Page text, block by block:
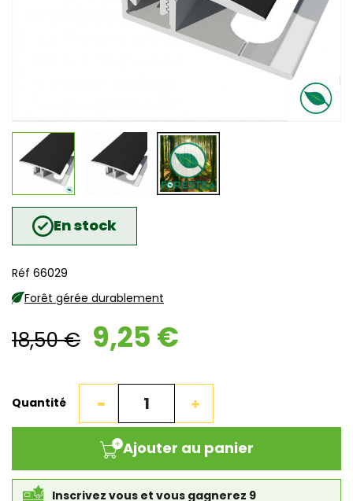
En stock
Réf 66029
Forêt gérée durablement
18,50 € 9,25 €
Quantité
Ajouter au panier
Inscrivez vous et vous gagnerez 9